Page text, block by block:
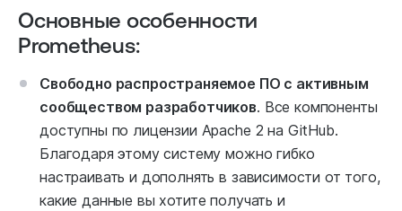
Основные особенности
Prometheus:
Свободно распространяемое ПО с активным
сообществом разработчиков. Все компоненты
доступны по лицензии Apache 2 на GitHub.
Благодаря этому систему можно гибко
настраивать и дополнять в зависимости от того,
какие данные вы хотите получать и